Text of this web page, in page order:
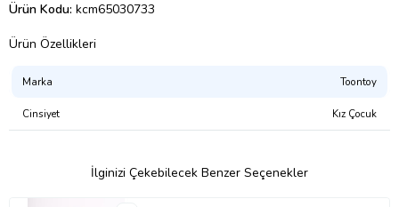
Ürün Kodu: kcm65030733
Ürün Özellikleri
Marka Toontoy
Cinsiyet Kız Çocuk
İlginizi Çekebilecek Benzer Seçenekler